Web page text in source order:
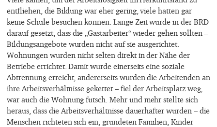
entfliehen, die Bildung war eher gering, viele hatten gar
keine Schule besuchen können. Lange Zeit wurde in der BRD
darauf gesetzt, dass die „Gastarbeiter“ wieder gehen sollten –
Bildungsangebote wurden nicht auf sie ausgerichtet.
Wohnungen wurden nicht selten direkt in der Nähe der
Betriebe errichtet. Damit wurde einerseits eine soziale
Abtrennung erreicht, andererseits wurden die Arbeitenden an
ihre Arbeitsverhältnisse gekettet – fiel der Arbeitsplatz weg,
war auch die Wohnung futsch. Mehr und mehr stellte sich
heraus, dass die Arbeitsverhältnisse dauerhafter wurden – die
Menschen richteten sich ein, gründeten Familien, Kinder